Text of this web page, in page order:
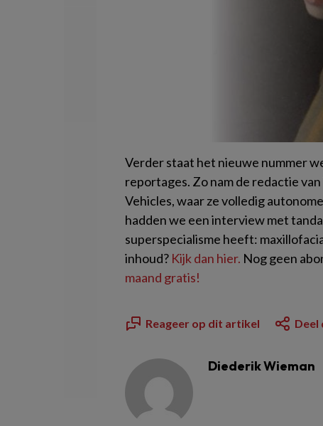
Verder staat het nieuwe nummer
reportages. Zo nam de redactie
Vehicles, waar ze volledig
hadden we een interview met
superspecialisme heeft:
inhoud? Kijk dan hier. Nog geen
maand gratis!
Reageer op dit artikel Deel
Diederik Wieman